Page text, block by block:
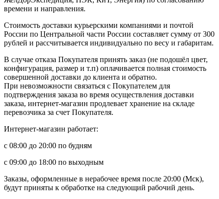
времени и направления.
Стоимость доставки курьерскими компаниями и почтой
России по Центральной части России составляет сумму от 300
рублей и рассчитывается индивидуально по весу и габаритам.
В случае отказа Покупателя принять заказ (не подошёл цвет,
конфигурация, размер и т.п) оплачивается полная стоимость
совершенной доставки до клиента и обратно.
При невозможности связаться с Покупателем для
подтверждения заказа во время осуществления доставки
заказа, интернет-магазин продлевает хранение на складе
перевозчика за счет Покупателя.
Интернет-магазин работает:
с 08:00 до 20:00 по будням
с 09:00 до 18:00 по выходным
Заказы, оформленные в нерабочее время после 20:00 (Мск),
будут приняты к обработке на следующий рабочий день.